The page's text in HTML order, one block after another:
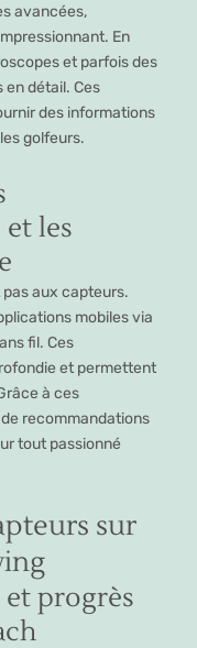
avancées,
En
et parfois des
en détail. Ces
des informations
golfeurs.
les
pas aux capteurs.
mobiles via
fil. Ces
et permettent
à ces
recommandations
tout passionné
sur
progrès